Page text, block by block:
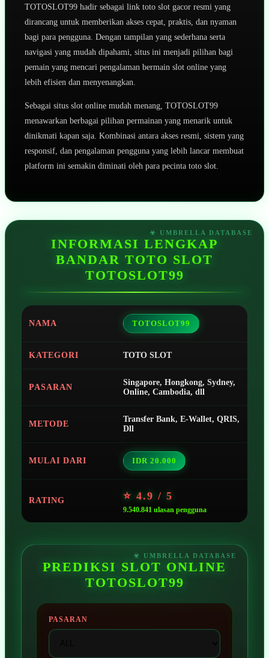
TOTOSLOT99 hadir sebagai link toto slot gacor resmi yang
dirancang untuk memberikan akses cepat, praktis, dan nyaman
bagi para pengguna. Dengan tampilan yang sederhana serta
navigasi yang mudah dipahami, situs ini menjadi pilihan bagi
pemain yang mencari pengalaman bermain slot online yang
lebih efisien dan menyenangkan.
Sebagai situs slot online mudah menang, TOTOSLOT99
menawarkan berbagai pilihan permainan yang menarik untuk
dinikmati kapan saja. Kombinasi antara akses resmi, sistem yang
responsif, dan pengalaman pengguna yang lebih lancar membuat
platform ini semakin diminati oleh para pecinta toto slot.
INFORMASI LENGKAP
BANDAR TOTO SLOT
TOTOSLOT99
NAMA TOTOSLOT99
KATEGORI TOTO SLOT
PASARAN
Singapore, Hongkong, Sydney,
Online, Cambodia, dll
METODE
Transfer Bank, E-Wallet, QRIS,
Dll
MULAI DARI IDR 20.000
RATING ⭐ 4.9 / 5
9.540.841 ulasan pengguna
PREDIKSI SLOT ONLINE
TOTOSLOT99
PASARAN